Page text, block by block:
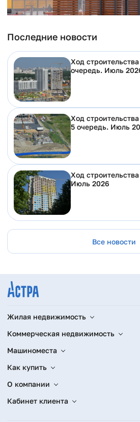
Последние новости
Ход
очередь. Июль
Ход строительства ЖК "На Тенистой",
5 очередь. Июль
Ход
Июль 2026
Все новости
Жилая недвижимость
Коммерческая недвижимость
Машиноместа
Как купить
О компании
Кабинет клиента